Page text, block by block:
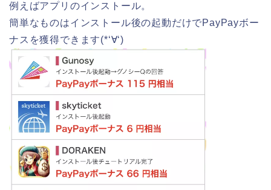
例えばアプリのインストール。
簡単なものはインストール後の起動だけでPayPayボー
ナスを獲得できます(*‘∀‘)